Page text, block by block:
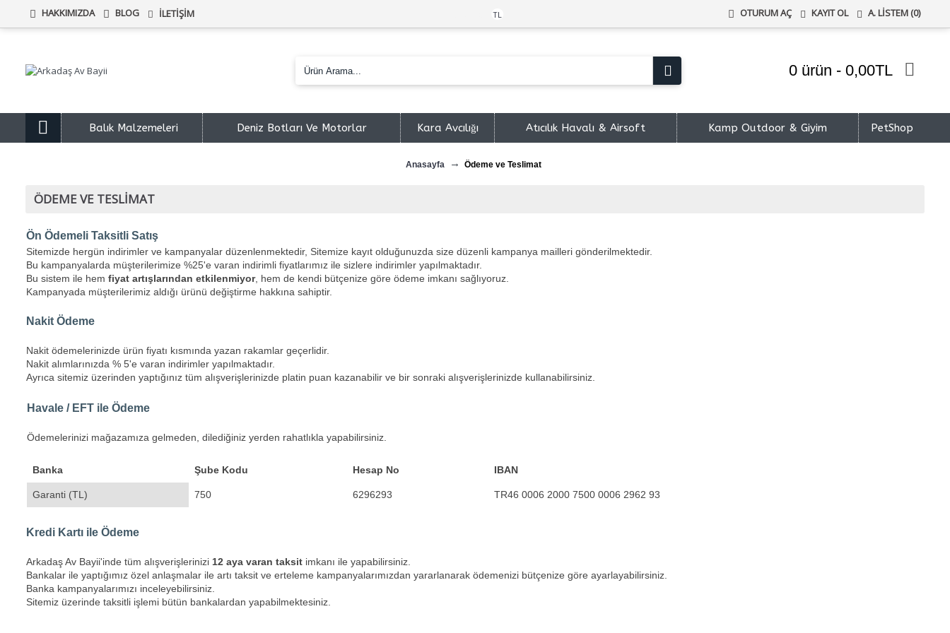
HAKKIMIZDA BLOG İLETIŞIM TL OTURUM AÇ KAYIT OL A. LISTEM (0)
0 ürün - 0,00TL
Balık Malzemeleri Deniz Botları Ve Motorlar Kara Avcılığı Atıcılık Havalı & Airsoft Kamp Outdoor & Giyim PetShop
Anasayfa Ödeme ve Teslimat
ÖDEME VE TESLIMAT
Ön Ödemeli Taksitli Satış​
Sitemizde hergün indirimler ve kampanyalar düzenlenmektedir, Sitemize kayıt olduğunuzda size düzenli kampanya mailleri gönderilmektedir.
Bu kampanyalarda müşterilerimize %25'e varan indirimli fiyatlarımız ile sizlere indirimler yapılmaktadır.
Bu sistem ile hem fiyat artışlarından etkilenmiyor, hem de kendi bütçenize göre ödeme imkanı sağlıyoruz.
Kampanyada müşterilerimiz aldığı ürünü değiştirme hakkına sahiptir.
Nakit Ödeme​
Nakit ödemelerinizde ürün fiyatı kısmında yazan rakamlar geçerlidir.
Nakit alımlarınızda % 5'e varan indirimler yapılmaktadır.
Ayrıca sitemiz üzerinden yaptığınız tüm alışverişlerinizde platin puan kazanabilir ve bir sonraki alışverişlerinizde kullanabilirsiniz.
Havale / EFT ile Ödeme​
Ödemelerinizi mağazamıza gelmeden, dilediğiniz yerden rahatlıkla yapabilirsiniz.
Banka Şube Kodu Hesap No IBAN
Garanti (TL) 750 6296293 TR46 0006 2000 7500 0006 2962 93
Kredi Kartı ile Ödeme​
Arkadaş Av Bayii'inde tüm alışverişlerinizi 12 aya varan taksit imkanı ile yapabilirsiniz.
Bankalar ile yaptığımız özel anlaşmalar ile artı taksit ve erteleme kampanyalarımızdan yararlanarak ödemenizi bütçenize göre ayarlayabilirsiniz.
Banka kampanyalarımızı inceleyebilirsiniz.
Sitemiz üzerinde taksitli işlemi bütün bankalardan yapabilmektesiniz.